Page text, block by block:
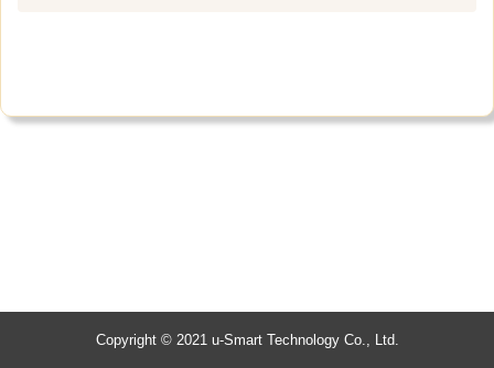
Copyright © 2021 u-Smart Technology Co., Ltd.